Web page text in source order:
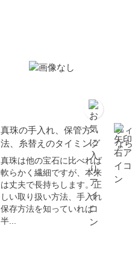
真珠の手入れ、保管方
法、糸替えのタイミング
真珠は他の宝石に比べれば
軟らかく繊細ですが、本来
は丈夫で長持ちします。正
しい取り扱い方法、手入れ
保存方法を知っていれば
半...
フ
な